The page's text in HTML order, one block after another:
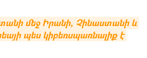
մեջ Իրանի, Չինաստանի և
պես կիբեռսպառնալիք է